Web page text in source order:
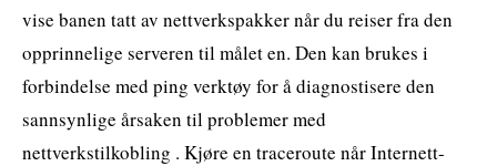
vise banen tatt av nettverkspakker når du reiser fra den
opprinnelige serveren til målet en. Den kan brukes i
forbindelse med ping verktøy for å diagnostisere den
sannsynlige årsaken til problemer med
nettverkstilkobling . Kjøre en traceroute når Internett-